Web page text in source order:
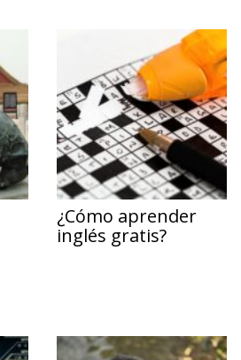
¿Cómo aprender
inglés gratis?